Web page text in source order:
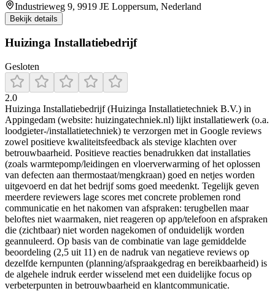
Industrieweg 9, 9919 JE Loppersum, Nederland
Bekijk details
Huizinga Installatiebedrijf
Gesloten
2.0
Huizinga Installatiebedrijf (Huizinga Installatietechniek B.V.) in
Appingedam (website: huizingatechniek.nl) lijkt installatiewerk (o.a.
loodgieter-/installatietechniek) te verzorgen met in Google reviews
zowel positieve kwaliteitsfeedback als stevige klachten over
betrouwbaarheid. Positieve reacties benadrukken dat installaties
(zoals warmtepomp/leidingen en vloerverwarming of het oplossen
van defecten aan thermostaat/mengkraan) goed en netjes worden
uitgevoerd en dat het bedrijf soms goed meedenkt. Tegelijk geven
meerdere reviewers lage scores met concrete problemen rond
communicatie en het nakomen van afspraken: terugbellen maar
beloftes niet waarmaken, niet reageren op app/telefoon en afspraken
die (zichtbaar) niet worden nagekomen of onduidelijk worden
geannuleerd. Op basis van de combinatie van lage gemiddelde
beoordeling (2,5 uit 11) en de nadruk van negatieve reviews op
dezelfde kernpunten (planning/afspraakgedrag en bereikbaarheid) is
de algehele indruk eerder wisselend met een duidelijke focus op
verbeterpunten in betrouwbaarheid en klantcommunicatie.